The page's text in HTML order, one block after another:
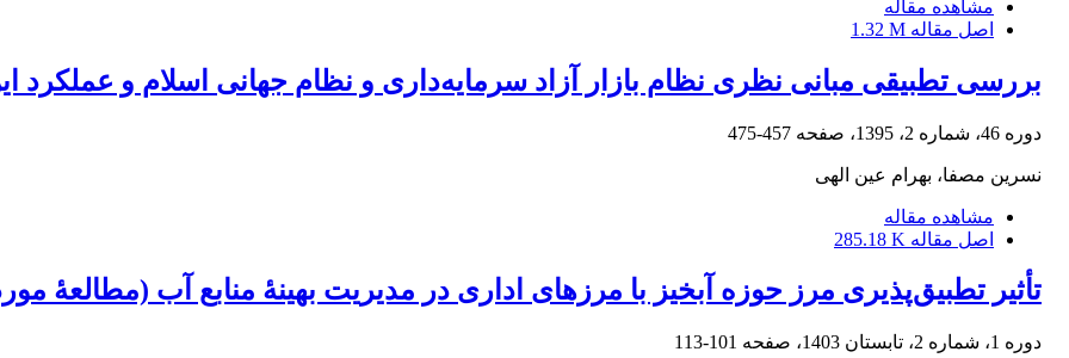
مشاهده مقاله
اصل مقاله 1.32 M
بررسی تطبیقی مبانی نظری نظام بازار آزاد سرمایه‌داری و نظام جهانی اسلام و
دوره 46، شماره 2، 1395، صفحه 457-475
نسرین مصفا، بهرام عین الهی
مشاهده مقاله
اصل مقاله 285.18 K
تأثیر تطبیق‌پذیری مرز حوزه آبخیز با مرزهای اداری در مدیریت بهینۀ منابع آب (مطالعۀ
دوره 1، شماره 2، تابستان 1403، صفحه 101-113